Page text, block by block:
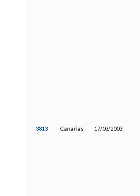
3813 Canarias 17/03/2003